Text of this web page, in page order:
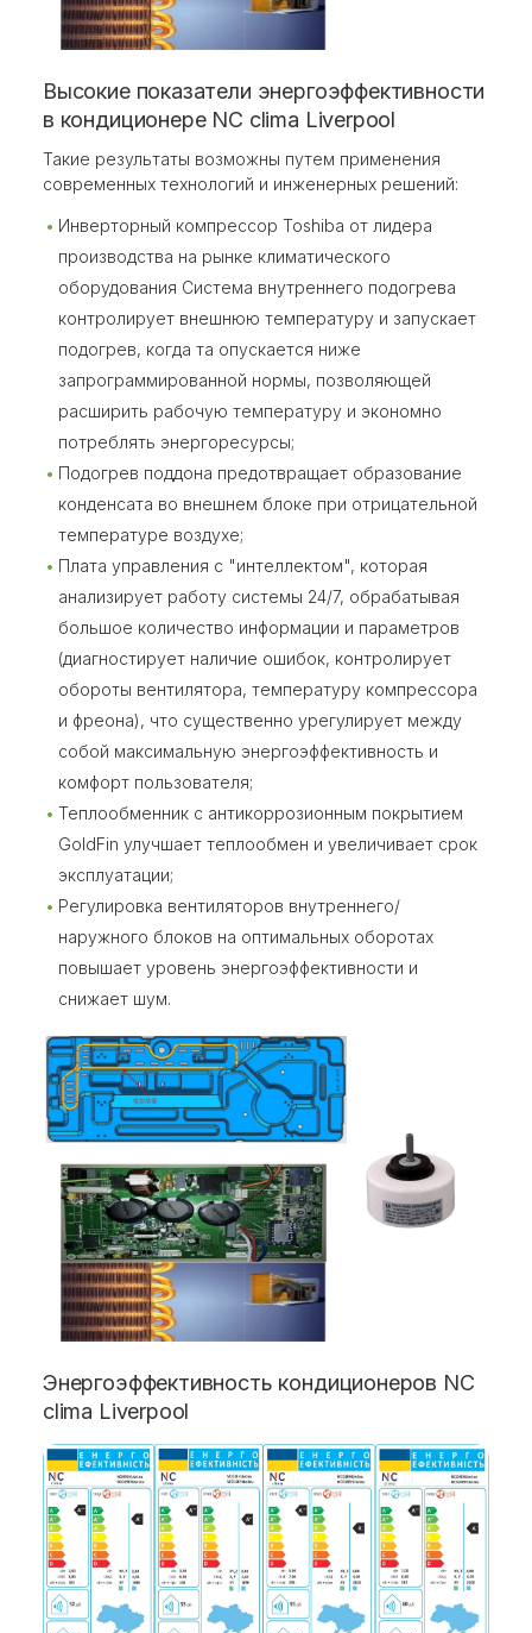
Высокие показатели энергоэффективности
в кондиционере NC clima Liverpool
Такие результаты возможны путем применения
современных технологий и инженерных решений:
Инверторный компрессор Toshiba от лидера
производства на рынке климатического
оборудования Система внутреннего подогрева
контролирует внешнюю температуру и запускает
подогрев, когда та опускается ниже
запрограммированной нормы, позволяющей
расширить рабочую температуру и экономно
потреблять энергоресурсы;
Подогрев поддона предотвращает образование
конденсата во внешнем блоке при отрицательной
температуре воздухе;
Плата управления с "интеллектом", которая
анализирует работу системы 24/7, обрабатывая
большое количество информации и параметров
(диагностирует наличие ошибок, контролирует
обороты вентилятора, температуру компрессора
и фреона), что существенно урегулирует между
собой максимальную энергоэффективность и
комфорт пользователя;
Теплообменник с антикоррозионным покрытием
GoldFin улучшает теплообмен и увеличивает срок
эксплуатации;
Регулировка вентиляторов внутреннего/
наружного блоков на оптимальных оборотах
повышает уровень энергоэффективности и
снижает шум.
Энергоэффективность кондиционеров NC
clima Liverpool